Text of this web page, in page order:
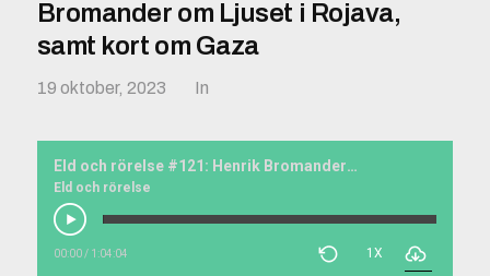
Bromander om Ljuset i Rojava,
samt kort om Gaza
19 oktober, 2023 In
Eld och rörelse #121: Henrik Bromander om Ljuset i Rojava, samt kort om Gaza
Eld och rörelse
00:00/ 1:04:04 1X